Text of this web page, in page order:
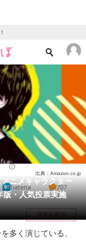
ニメキャラクター
版・人気投票実施
出典：Amazon.co.jp
hatena 707
目次を表示
多く演じている、